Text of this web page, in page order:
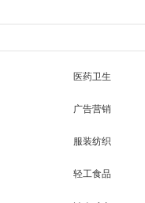
医药卫生
广告营销
服装纺织
轻工食品